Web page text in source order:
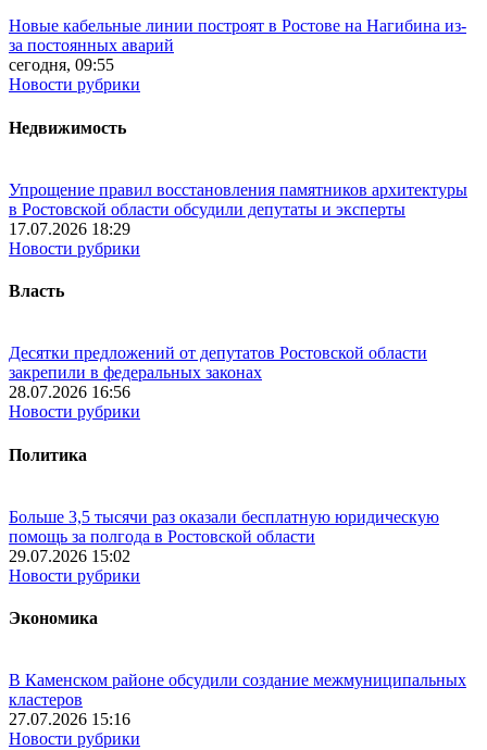
Новые кабельные линии построят в Ростове на Нагибина из-
за постоянных аварий
сегодня, 09:55
Новости рубрики
Недвижимость
Упрощение правил восстановления памятников архитектуры
в Ростовской области обсудили депутаты и эксперты
17.07.2026 18:29
Новости рубрики
Власть
Десятки предложений от депутатов Ростовской области
закрепили в федеральных законах
28.07.2026 16:56
Новости рубрики
Политика
Больше 3,5 тысячи раз оказали бесплатную юридическую
помощь за полгода в Ростовской области
29.07.2026 15:02
Новости рубрики
Экономика
В Каменском районе обсудили создание межмуниципальных
кластеров
27.07.2026 15:16
Новости рубрики